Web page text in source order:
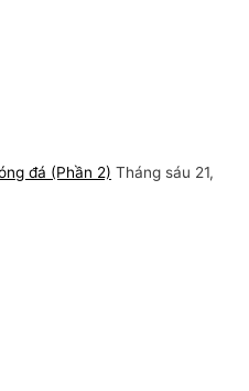
đá (Phần 2) Tháng sáu 21,